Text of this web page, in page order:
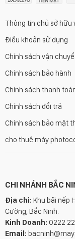
Thông tin chủ sở hữu
Điều khoản sử dụng
Chính sách vận
Chính sách bảo hành
Chính sách thanh
Chính sách đổi trả
Chính sách bảo mật
cho thuê máy
CHI NHÁNH BẮC
Địa chỉ: Khu bãi nếp
Cường, Bắc Ninh.
Kinh Doanh: 0222
Email: